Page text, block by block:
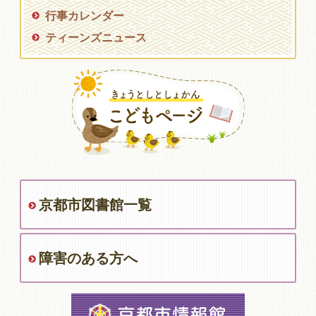
行事カレンダー
ティーンズニュース
京都市図書館一覧
障害のある方へ